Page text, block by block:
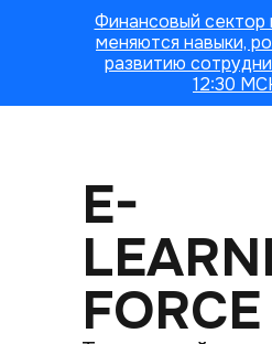
Финансовый сектор
меняются навыки,
развитию
12:30
E-